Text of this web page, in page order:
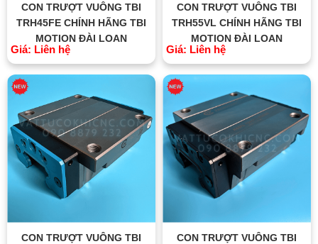
CON TRƯỢT VUÔNG TBI
TRH45FE CHÍNH HÃNG TBI
MOTION ĐÀI LOAN
Giá: Liên hệ
CON TRƯỢT VUÔNG TBI
TRH55VL CHÍNH HÃNG TBI
MOTION ĐÀI LOAN
Giá: Liên hệ
CON TRƯỢT VUÔNG TBI
CON TRƯỢT VUÔNG TBI